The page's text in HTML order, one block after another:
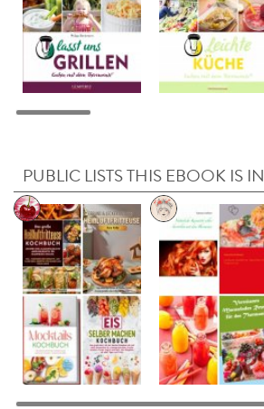
PUBLIC LISTS THIS EBOOK IS IN